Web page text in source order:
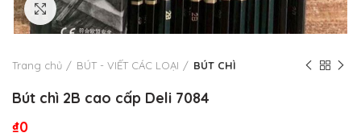
Click to enlarge
Trang chủ BÚT - VIẾT CÁC LOẠI BÚT CHÌ
Bút chì 2B cao cấp Deli 7084
₫0